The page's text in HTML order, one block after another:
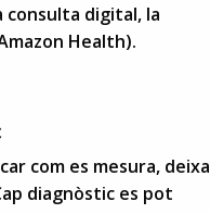
digital, la
Health).
com es mesura, deixa
diagnòstic es pot